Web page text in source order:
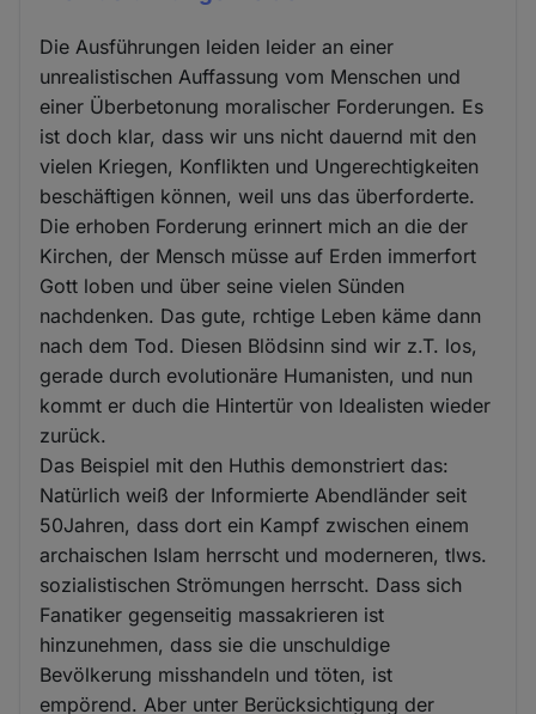
Die Ausführungen leiden leider an einer
unrealistischen Auffassung vom Menschen und
einer Überbetonung moralischer Forderungen. Es
ist doch klar, dass wir uns nicht dauernd mit den
vielen Kriegen, Konflikten und Ungerechtigkeiten
beschäftigen können, weil uns das überforderte.
Die erhoben Forderung erinnert mich an die der
Kirchen, der Mensch müsse auf Erden immerfort
Gott loben und über seine vielen Sünden
nachdenken. Das gute, rchtige Leben käme dann
nach dem Tod. Diesen Blödsinn sind wir z.T. los,
gerade durch evolutionäre Humanisten, und nun
kommt er duch die Hintertür von Idealisten wieder
zurück.
Das Beispiel mit den Huthis demonstriert das:
Natürlich weiß der Informierte Abendländer seit
50Jahren, dass dort ein Kampf zwischen einem
archaischen Islam herrscht und moderneren, tlws.
sozialistischen Strömungen herrscht. Dass sich
Fanatiker gegenseitig massakrieren ist
hinzunehmen, dass sie die unschuldige
Bevölkerung misshandeln und töten, ist
empörend. Aber unter Berücksichtigung der